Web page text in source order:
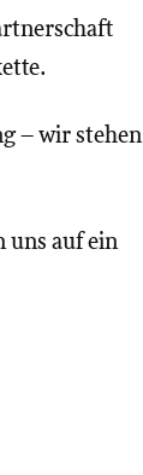
– wir stehen
uns auf ein